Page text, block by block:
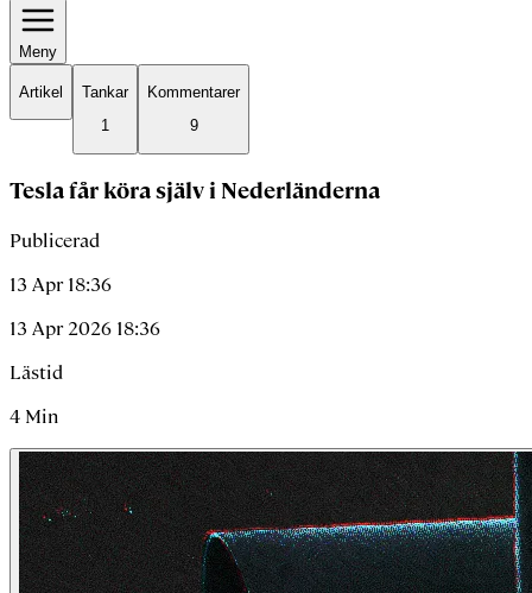
Meny
Artikel
Tankar
1
Kommentarer
9
Tesla får köra själv i Nederländerna
Publicerad
13 Apr 18:36
13 Apr 2026 18:36
Lästid
4 Min